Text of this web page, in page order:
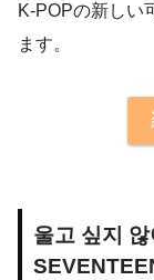
K-POPの新しい
ます。
울고 싶지